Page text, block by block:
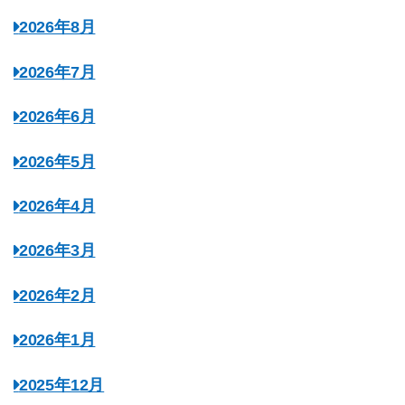
2026年8月
2026年7月
2026年6月
2026年5月
2026年4月
2026年3月
2026年2月
2026年1月
2025年12月